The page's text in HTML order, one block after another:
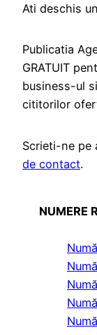
Ati deschis
Publicatia
GRATUIT
business-ul
cititorilor
Scrieti-ne pe
de contact.
NUMERE